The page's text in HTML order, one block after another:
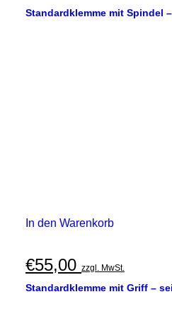
Standardklemme mit Spindel
In den Warenkorb
€55,00 zzgl. MwSt.
Standardklemme mit Griff –